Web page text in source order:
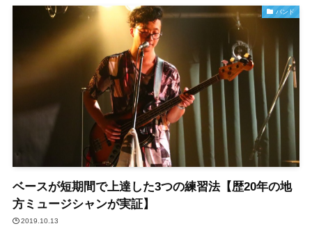
バンド
ベースが短期間で上達した3つの練習法【歴20年の地
方ミュージシャンが実証】
2019.10.13